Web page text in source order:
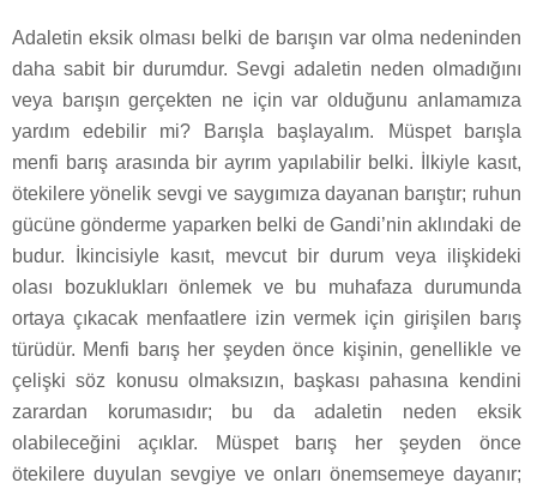
Adaletin eksik olması belki de barışın var olma nedeninden
daha sabit bir durumdur. Sevgi adaletin neden olmadığını
veya barışın gerçekten ne için var olduğunu anlamamıza
yardım edebilir mi? Barışla başlayalım. Müspet barışla
menfi barış arasında bir ayrım yapılabilir belki. İlkiyle kasıt,
ötekilere yönelik sevgi ve saygımıza dayanan barıştır; ruhun
gücüne gönderme yaparken belki de Gandi’nin aklındaki de
budur. İkincisiyle kasıt, mevcut bir durum veya ilişkideki
olası bozuklukları önlemek ve bu muhafaza durumunda
ortaya çıkacak menfaatlere izin vermek için girişilen barış
türüdür. Menfi barış her şeyden önce kişinin, genellikle ve
çelişki söz konusu olmaksızın, başkası pahasına kendini
zarardan korumasıdır; bu da adaletin neden eksik
olabileceğini açıklar. Müspet barış her şeyden önce
ötekilere duyulan sevgiye ve onları önemsemeye dayanır;